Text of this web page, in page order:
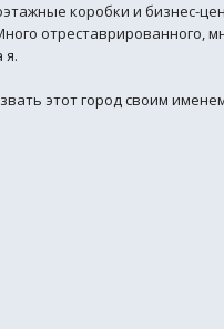
коробки и бизнес-
отреставрированного,
я.
этот город своим